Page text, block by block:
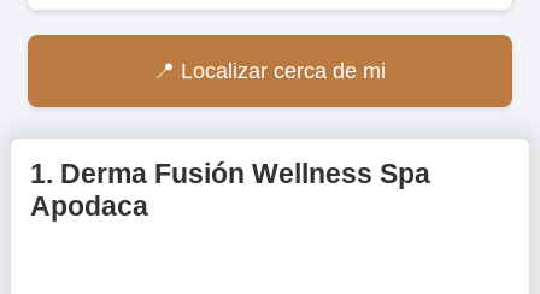
Localizar cerca de mi
1. Derma Fusión Wellness Spa
Apodaca